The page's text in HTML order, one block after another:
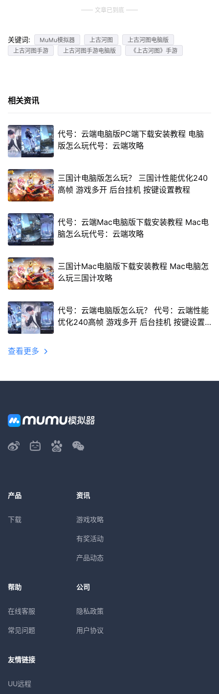
文章已到底
关键词: MuMu模拟器 上古河图
上古河图电脑版
上古河图手游
上古河图手游电脑版 《上古河图》手游
相关资讯
代号：云端电脑版PC端下载安装教程 电脑
版怎么玩代号：云端攻略
三国计电脑版怎么玩？ 三国计性能优化240
高帧 游戏多开 后台挂机 按键设置教程
代号：云端Mac电脑版下载安装教程 Mac电
脑怎么玩代号：云端攻略
三国计Mac电脑版下载安装教程 Mac电脑怎
么玩三国计攻略
代号：云端电脑版怎么玩？ 代号：云端性能
优化240高帧 游戏多开 后台挂机 按键设置
查看更多
产品
下载
资讯
游戏攻略
有奖活动
产品动态
帮助
在线客服
常见问题
公司
隐私政策
用户协议
友情链接
UU远程